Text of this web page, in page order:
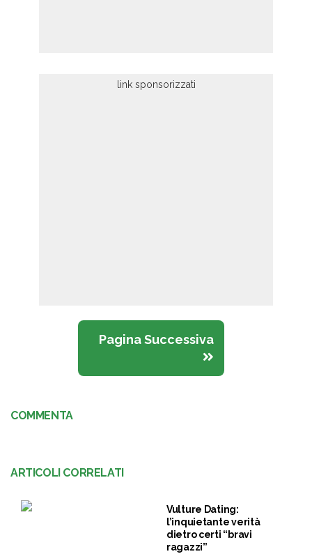
Pagina Successiva
COMMENTA
ARTICOLI CORRELATI
Vulture Dating:
l’inquietante verità
dietro certi “bravi
ragazzi”